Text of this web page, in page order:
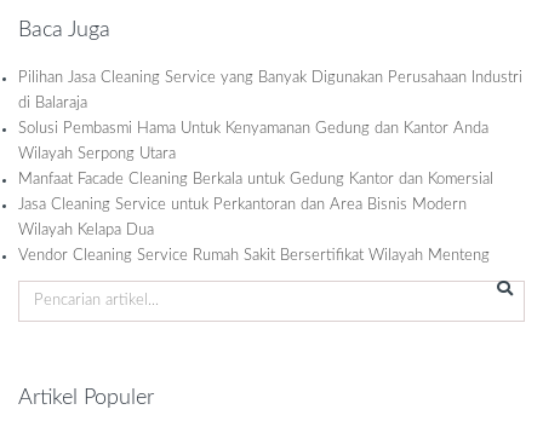
Baca Juga
Pilihan Jasa Cleaning Service yang Banyak Digunakan Perusahaan Industri
di Balaraja
Solusi Pembasmi Hama Untuk Kenyamanan Gedung dan Kantor Anda
Wilayah Serpong Utara
Manfaat Facade Cleaning Berkala untuk Gedung Kantor dan Komersial
Jasa Cleaning Service untuk Perkantoran dan Area Bisnis Modern
Wilayah Kelapa Dua
Vendor Cleaning Service Rumah Sakit Bersertifikat Wilayah Menteng
Artikel Populer